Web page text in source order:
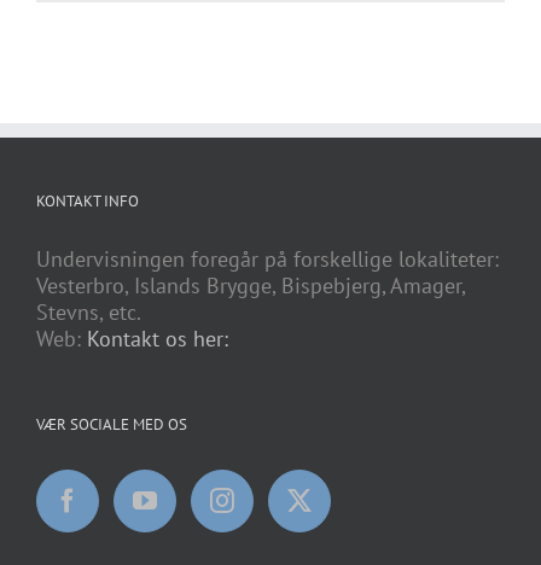
KONTAKT INFO
Undervisningen foregår på forskellige lokaliteter:
Vesterbro, Islands Brygge, Bispebjerg, Amager,
Stevns, etc.
Web: Kontakt os her:
VÆR SOCIALE MED OS